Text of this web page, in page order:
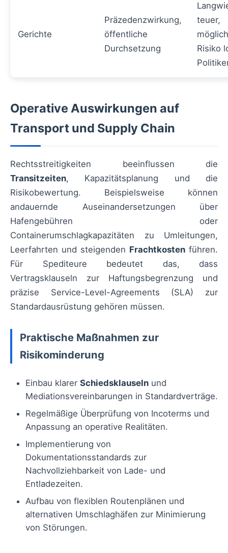
Gerichte
Präzedenzwirkung,
öffentliche
Durchsetzung
teuer,
Risiko
Operative Auswirkungen auf
Transport und Supply Chain
Rechtsstreitigkeiten beeinflussen die
Transitzeiten, Kapazitätsplanung und die
Risikobewertung. Beispielsweise können
andauernde Auseinandersetzungen über
Hafengebühren oder
Containerumschlagkapazitäten zu Umleitungen,
Leerfahrten und steigenden Frachtkosten führen.
Für Spediteure bedeutet das, dass
Vertragsklauseln zur Haftungsbegrenzung und
präzise Service-Level-Agreements (SLA) zur
Standardausrüstung gehören müssen.
Praktische Maßnahmen zur
Risikominderung
Einbau klarer Schiedsklauseln und
Mediationsvereinbarungen in Standardverträge.
Regelmäßige Überprüfung von Incoterms und
Anpassung an operative Realitäten.
Implementierung von
Dokumentationsstandards zur
Nachvollziehbarkeit von Lade- und
Entladezeiten.
Aufbau von flexiblen Routenplänen und
alternativen Umschlaghäfen zur Minimierung
von Störungen.